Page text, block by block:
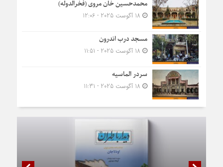
محمدحسین خان مروی (فخرالدوله)
مسجد درب اندرون
سردر الماسیه